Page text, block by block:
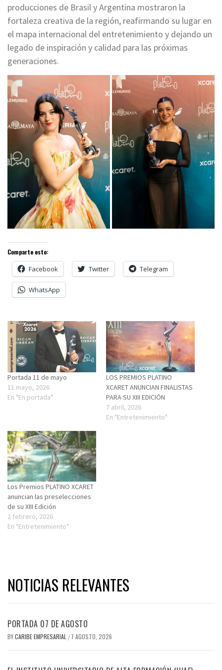
producciones de Brasil y Argentina mostraron la
fortaleza creativa de la región, reafirmando su lugar en
el mapa internacional del entretenimiento y dejando un
legado de inspiración y calidad para las próximas
generaciones.
Comparte esto:
Facebook Twitter Telegram
WhatsApp
Portada 11 de mayo
11 mayo, 2026
En "En portada"
LOS PREMIOS PLATINO
XCARET ANUNCIAN FINALISTAS
PARA SU XIII EDICIÓN
7 abril, 2026
En "Entretenimiento"
Los Premios PLATINO XCARET
anuncian las preselecciones
de su XIII Edición
2 febrero, 2026
En "Entretenimiento"
NOTICIAS RELEVANTES
PORTADA 07 DE AGOSTO
BYCARIBE EMPRESARIAL / 7 AGOSTO, 2026